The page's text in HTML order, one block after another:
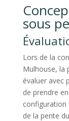
sous
Lors de la
Mulhouse, la
évaluer avec
de prendre
configuration
de la pente